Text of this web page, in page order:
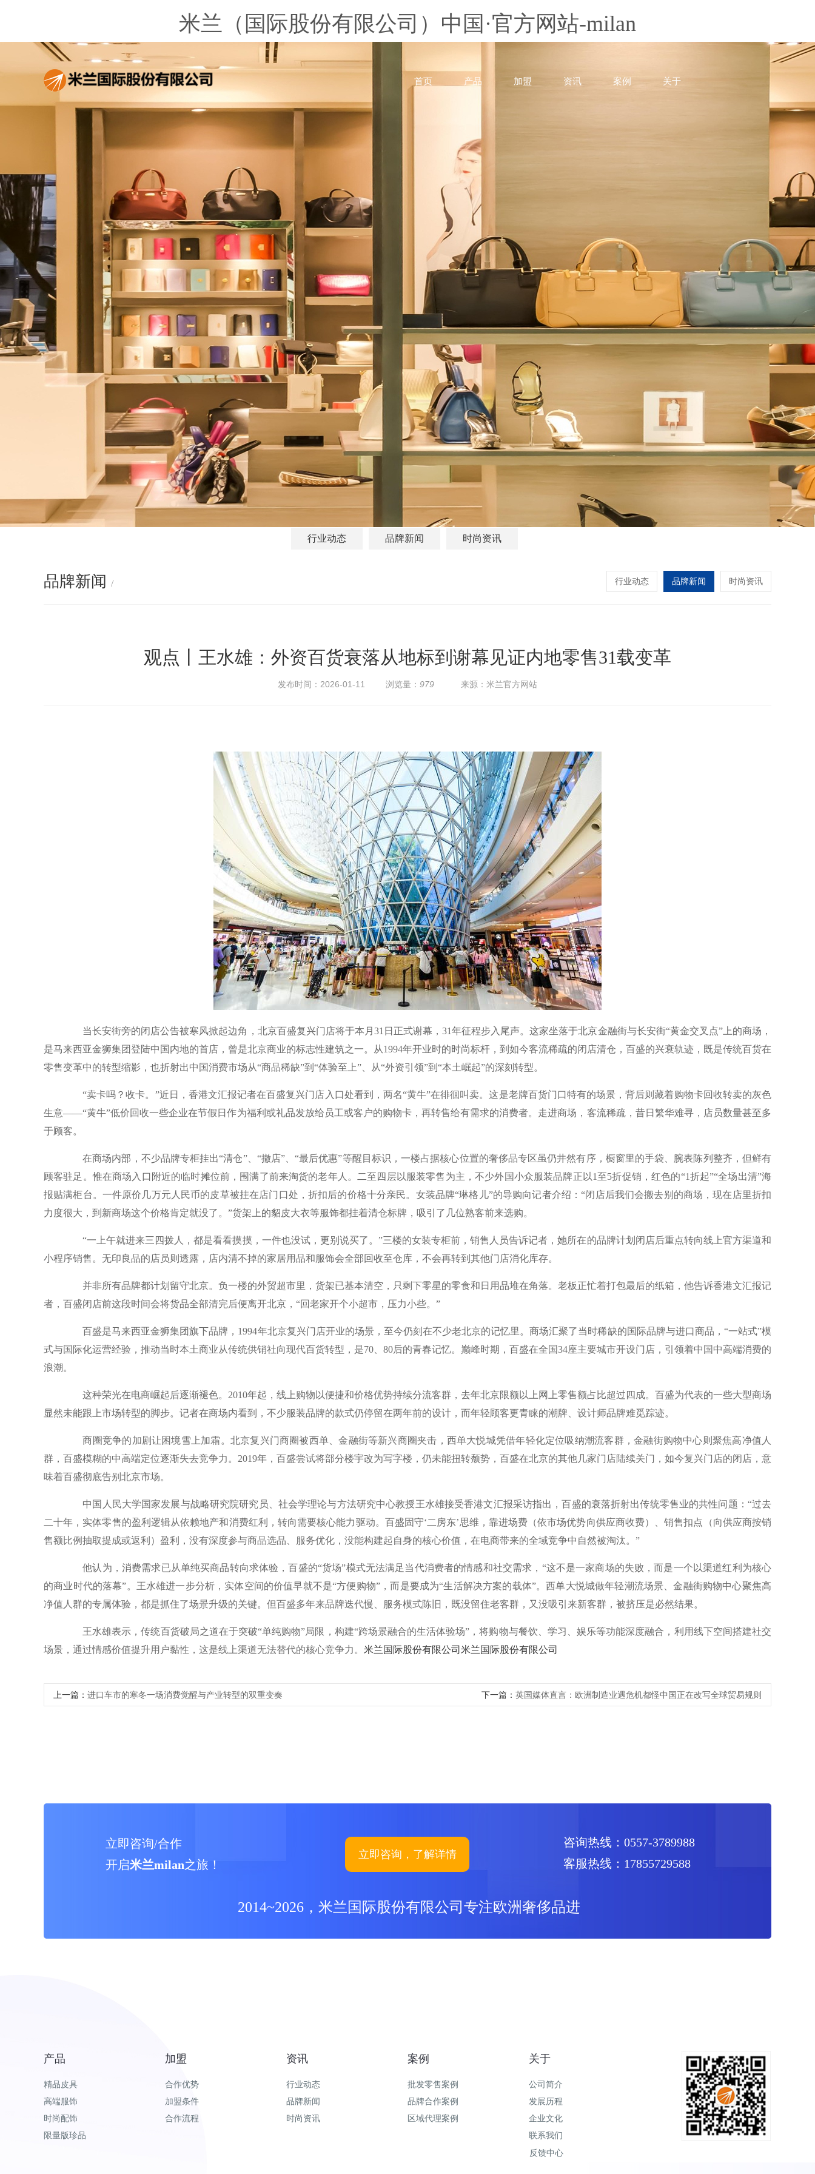
米兰（国际股份有限公司）中国·官方网站-milan
首页 产品 加盟 资讯 案例 关于
行业动态 品牌新闻 时尚资讯
品牌新闻 / 行业动态 品牌新闻 时尚资讯
观点丨王水雄：外资百货衰落从地标到谢幕见证内地零售31载变革
发布时间：2026-01-11 浏览量： 979 来源：米兰官方网站
当长安街旁的闭店公告被寒风掀起边角，北京百盛复兴门店将于本月31日正式谢幕，31年征程步入尾声。这家坐落于北京金融街与长安街“黄金交叉点”上的商场，
是马来西亚金狮集团登陆中国内地的首店，曾是北京商业的标志性建筑之一。从1994年开业时的时尚标杆，到如今客流稀疏的闭店清仓，百盛的兴衰轨迹，既是传统百货在
零售变革中的转型缩影，也折射出中国消费市场从“商品稀缺”到“体验至上”、从“外资引领”到“本土崛起”的深刻转型。
“卖卡吗？收卡。”近日，香港文汇报记者在百盛复兴门店入口处看到，两名“黄牛”在徘徊叫卖。这是老牌百货门口特有的场景，背后则藏着购物卡回收转卖的灰色
生意——“黄牛”低价回收一些企业在节假日作为福利或礼品发放给员工或客户的购物卡，再转售给有需求的消费者。走进商场，客流稀疏，昔日繁华难寻，店员数量甚至多
于顾客。
在商场内部，不少品牌专柜挂出“清仓”、“撤店”、“最后优惠”等醒目标识，一楼占据核心位置的奢侈品专区虽仍井然有序，橱窗里的手袋、腕表陈列整齐，但鲜有
顾客驻足。惟在商场入口附近的临时摊位前，围满了前来淘货的老年人。二至四层以服装零售为主，不少外国小众服装品牌正以1至5折促销，红色的“1折起”“全场出清”海
报贴满柜台。一件原价几万元人民币的皮草被挂在店门口处，折扣后的价格十分亲民。女装品牌“琳格儿”的导购向记者介绍：“闭店后我们会搬去别的商场，现在店里折扣
力度很大，到新商场这个价格肯定就没了。”货架上的貂皮大衣等服饰都挂着清仓标牌，吸引了几位熟客前来选购。
“一上午就进来三四拨人，都是看看摸摸，一件也没试，更别说买了。”三楼的女装专柜前，销售人员告诉记者，她所在的品牌计划闭店后重点转向线上官方渠道和
小程序销售。无印良品的店员则透露，店内清不掉的家居用品和服饰会全部回收至仓库，不会再转到其他门店消化库存。
并非所有品牌都计划留守北京。负一楼的外贸超市里，货架已基本清空，只剩下零星的零食和日用品堆在角落。老板正忙着打包最后的纸箱，他告诉香港文汇报记
者，百盛闭店前这段时间会将货品全部清完后便离开北京，“回老家开个小超市，压力小些。”
百盛是马来西亚金狮集团旗下品牌，1994年北京复兴门店开业的场景，至今仍刻在不少老北京的记忆里。商场汇聚了当时稀缺的国际品牌与进口商品，“一站式”模
式与国际化运营经验，推动当时本土商业从传统供销社向现代百货转型，是70、80后的青春记忆。巅峰时期，百盛在全国34座主要城市开设门店，引领着中国中高端消费的
浪潮。
这种荣光在电商崛起后逐渐褪色。2010年起，线上购物以便捷和价格优势持续分流客群，去年北京限额以上网上零售额占比超过四成。百盛为代表的一些大型商场
显然未能跟上市场转型的脚步。记者在商场内看到，不少服装品牌的款式仍停留在两年前的设计，而年轻顾客更青睐的潮牌、设计师品牌难觅踪迹。
商圈竞争的加剧让困境雪上加霜。北京复兴门商圈被西单、金融街等新兴商圈夹击，西单大悦城凭借年轻化定位吸纳潮流客群，金融街购物中心则聚焦高净值人
群，百盛模糊的中高端定位逐渐失去竞争力。2019年，百盛尝试将部分楼宇改为写字楼，仍未能扭转颓势，百盛在北京的其他几家门店陆续关门，如今复兴门店的闭店，意
味着百盛彻底告别北京市场。
中国人民大学国家发展与战略研究院研究员、社会学理论与方法研究中心教授王水雄接受香港文汇报采访指出，百盛的衰落折射出传统零售业的共性问题：“过去
二十年，实体零售的盈利逻辑从依赖地产和消费红利，转向需要核心能力驱动。百盛固守‘二房东’思维，靠进场费（依市场优势向供应商收费）、销售扣点（向供应商按销
售额比例抽取提成或返利）盈利，没有深度参与商品选品、服务优化，没能构建起自身的核心价值，在电商带来的全域竞争中自然被淘汰。”
他认为，消费需求已从单纯买商品转向求体验，百盛的“货场”模式无法满足当代消费者的情感和社交需求，“这不是一家商场的失败，而是一个以渠道红利为核心
的商业时代的落幕”。王水雄进一步分析，实体空间的价值早就不是“方便购物”，而是要成为“生活解决方案的载体”。西单大悦城做年轻潮流场景、金融街购物中心聚焦高
净值人群的专属体验，都是抓住了场景升级的关键。但百盛多年来品牌迭代慢、服务模式陈旧，既没留住老客群，又没吸引来新客群，被挤压是必然结果。
王水雄表示，传统百货破局之道在于突破“单纯购物”局限，构建“跨场景融合的生活体验场”，将购物与餐饮、学习、娱乐等功能深度融合，利用线下空间搭建社交
场景，通过情感价值提升用户黏性，这是线上渠道无法替代的核心竞争力。 米兰国际股份有限公司 米兰国际股份有限公司
上一篇： 进口车市的寒冬一场消费觉醒与产业转型的双重变奏 下一篇： 英国媒体直言：欧洲制造业遇危机都怪中国正在改写全球贸易规则
咨询热线：0557-3789988
客服热线：17855729588
2014~2026，米兰国际股份有限公司专注欧洲奢侈品进
口贸易12年
立即咨询/合作
开启米兰milan之旅！
立即咨询，了解详情
反馈中心
产品
精品皮具
高端服饰
时尚配饰
限量版珍品
加盟
合作优势
加盟条件
合作流程
资讯
行业动态
品牌新闻
时尚资讯
案例
批发零售案例
品牌合作案例
区域代理案例
关于
公司简介
发展历程
企业文化
联系我们